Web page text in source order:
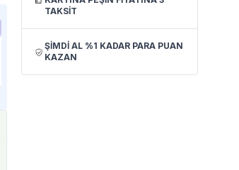
Eheim
Eheim
pHcontrol+E
17,385.41 TL
TAKSİT
ŞİMDİ AL %1 KADAR PARA PUAN
KAZAN